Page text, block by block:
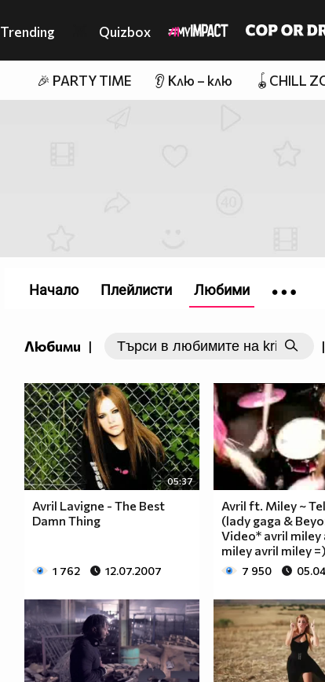
Trending Quizbox
🎉 PARTY TIME 👂 Клю – клю 🪀CHILL
Любими | |
05:37
Avril Lavigne - The Best
Damn Thing
1 762 12.07.2007
Avril ft. Miley ~
(lady gaga &
Video* avril miley
miley avril miley =)
7 950
Начало Плейлисти Любими